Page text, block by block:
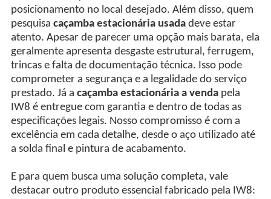
posicionamento no local desejado. Além disso, quem
pesquisa caçamba estacionária usadadeve estar
atento. Apesar de parecer uma opção mais barata, ela
geralmente apresenta desgaste estrutural, ferrugem,
trincas e falta de documentação técnica. Isso pode
comprometer a segurança e a legalidade do serviço
prestado. Já a caçamba estacionária a vendapela
IW8 é entregue com garantia e dentro de todas as
especificações legais. Nosso compromisso é com a
excelência em cada detalhe, desde o aço utilizado até
a solda final e pintura de acabamento.
E para quem busca uma solução completa, vale
destacar outro produto essencial fabricado pela IW8: